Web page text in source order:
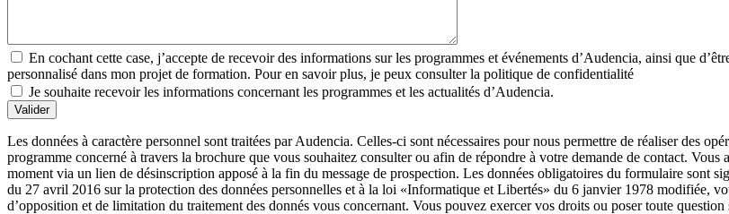
En cochant cette case, j’accepte de recevoir des informations sur les programmes et événements d’Audencia, ainsi que
personnalisé dans mon projet de formation. Pour en savoir plus, je peux consulter la politique de confidentialité
Je souhaite recevoir les informations concernant les programmes et les actualités d’Audencia.
Valider
Les données à caractère personnel sont traitées par Audencia. Celles-ci sont nécessaires pour nous permettre de réaliser des
programme concerné à travers la brochure que vous souhaitez consulter ou afin de répondre à votre demande de contact.
moment via un lien de désinscription apposé à la fin du message de prospection. Les données obligatoires du formulaire sont
du 27 avril 2016 sur la protection des données personnelles et à la loi «Informatique et Libertés» du 6 janvier 1978 modifiée,
d’opposition et de limitation du traitement des donnés vous concernant. Vous pouvez exercer vos droits ou poser toute